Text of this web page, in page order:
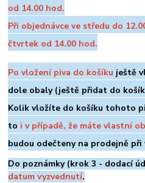
od 14.00 hod.
Při objednávce ve středu do
čtvrtek od 14.00 hod.
Po vložení piva do košíku ještě
dole obaly (ještě přidat do
Kolik vložíte do košíku tohoto
to i v případě, že máte vlastní
budou odečteny na prodejně při
Do poznámky (krok 3 - dodací
datum vyzvednutí.